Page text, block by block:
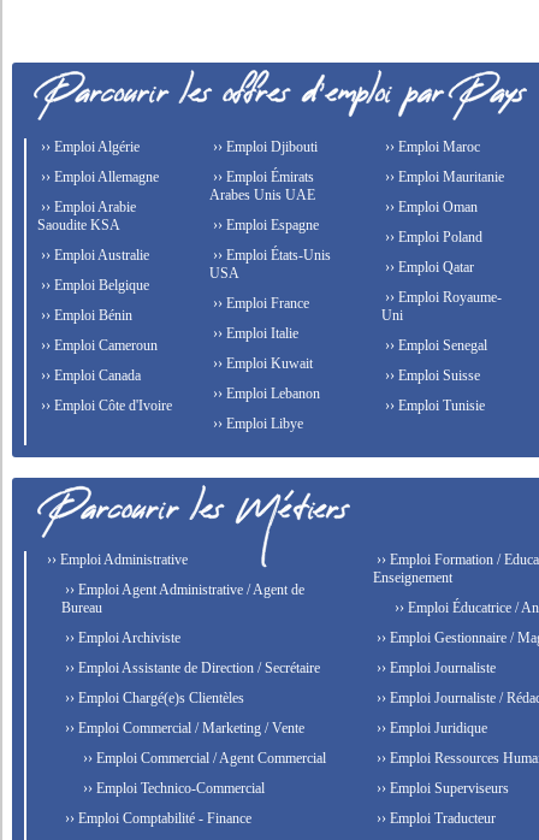
›› Emploi Algérie
›› Emploi Allemagne
›› Emploi Arabie
Saoudite KSA
›› Emploi Australie
›› Emploi Belgique
›› Emploi Bénin
›› Emploi Cameroun
›› Emploi Canada
›› Emploi Côte d'Ivoire
›› Emploi Djibouti
›› Emploi Émirats
Arabes Unis UAE
›› Emploi Espagne
›› Emploi États-Unis
USA
›› Emploi France
›› Emploi Italie
›› Emploi Kuwait
›› Emploi Lebanon
›› Emploi Libye
›› Emploi Maroc
›› Emploi Mauritanie
›› Emploi Oman
›› Emploi Poland
›› Emploi Qatar
›› Emploi Royaume-
Uni
›› Emploi Senegal
›› Emploi Suisse
›› Emploi Tunisie
›› Emploi Administrative
›› Emploi Agent Administrative / Agent de
Bureau
›› Emploi Archiviste
›› Emploi Assistante de Direction / Secrétaire
›› Emploi Chargé(e)s Clientèles
›› Emploi Commercial / Marketing / Vente
›› Emploi Commercial / Agent Commercial
›› Emploi Technico-Commercial
›› Emploi Comptabilité - Finance
›› Emploi Formation /
Enseignement
›› Emploi Éducatrice /
›› Emploi Gestionnaire /
›› Emploi Journaliste
›› Emploi Journaliste /
›› Emploi Juridique
›› Emploi Ressources
›› Emploi Superviseurs
›› Emploi Traducteur